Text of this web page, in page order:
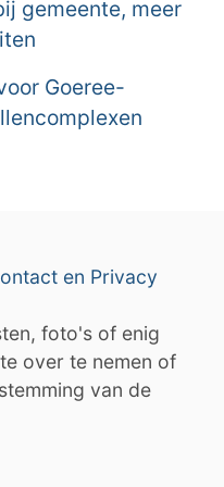
gemeente, meer
Goeree-
en Privacy
foto's of enig
over te nemen of
van de